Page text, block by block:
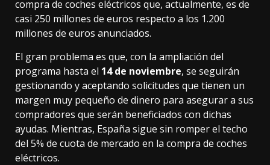
compra de coches eléctricos que, actualmente, es de
casi 250 millones de euros respecto a los 1.200
millones de euros anunciados.
El gran problema es que, con la ampliación del
programa hasta el 14 de noviembre, se seguirán
gestionando y aceptando solicitudes que tienen un
margen muy pequeño de dinero para asegurar a sus
compradores que serán beneficiados con dichas
ayudas. Mientras, España sigue sin romper el techo
del 5% de cuota de mercado en la compra de coches
eléctricos.